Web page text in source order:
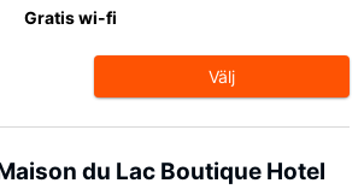
Gratis wi-fi
Välj
du Lac Boutique Hotel